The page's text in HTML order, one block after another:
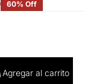
60% Off
cantidad
Agregar al carrito